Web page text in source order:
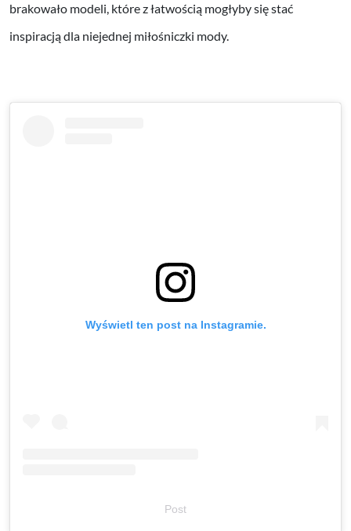
brakowało modeli, które z łatwością mogłyby się stać
inspiracją dla niejednej miłośniczki mody.
Wyświetl ten post na Instagramie.
Post